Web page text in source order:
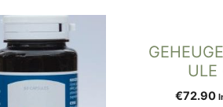
ULE
€72.90